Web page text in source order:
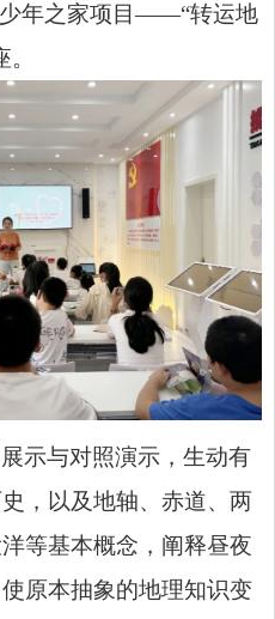
少年之家项目——“转运地
示与对照演示，生动有
，以及地轴、赤道、两
等基本概念，阐释昼夜
原本抽象的地理知识变